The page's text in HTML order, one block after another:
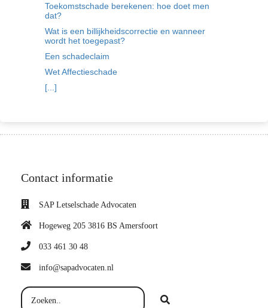
Toekomstschade berekenen: hoe doet men
dat?
Wat is een billijkheidscorrectie en wanneer
wordt het toegepast?
Een schadeclaim
Wet Affectieschade
[...]
Contact informatie
SAP Letselschade Advocaten
Hogeweg 205 3816 BS Amersfoort
033 461 30 48
info@sapadvocaten.nl